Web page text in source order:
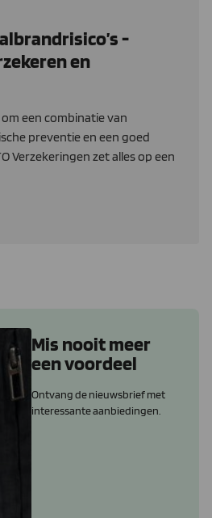
-
en
een combinatie van
preventie en een goed
Verzekeringen zet alles op een
Mis nooit meer
een voordeel
Ontvang de nieuwsbrief met
interessante aanbiedingen.